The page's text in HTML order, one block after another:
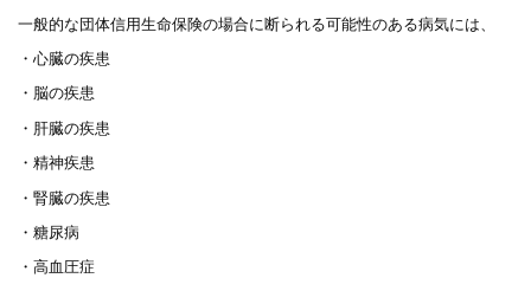
一般的な団体信用生命保険の場合に断られる可能性のある病気には、
・心臓の疾患
・脳の疾患
・肝臓の疾患
・精神疾患
・腎臓の疾患
・糖尿病
・高血圧症